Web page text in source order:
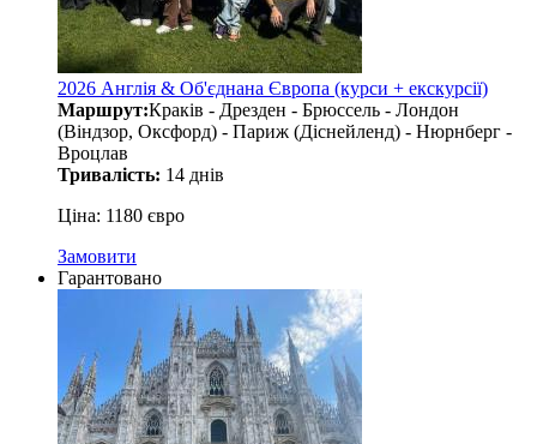
2026 Англія & Об'єднана Європа (курси + екскурсії)
Маршрут:Краків - Дрезден - Брюссель - Лондон
(Віндзор, Оксфорд) - Париж (Діснейленд) - Нюрнберг -
Вроцлав
Тривалість: 14 днів
Ціна: 1180 євро
Замовити
Гарантовано